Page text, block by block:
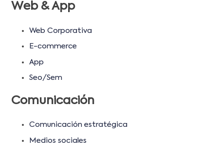
Web & App
Web Corporativa
E-commerce
App
Seo/Sem
Comunicación
Comunicación estratégica
Medios sociales